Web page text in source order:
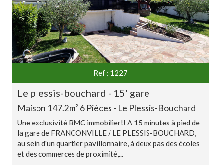
Ref : 1227
le plessis-bouchard - 15' gare
Maison 147.2m² 6 Pièces - Le Plessis-Bouchard
Une exclusivité BMC immobilier!! A 15 minutes à pied de
la gare de FRANCONVILLE / LE PLESSIS-BOUCHARD,
au sein d'un quartier pavillonnaire, à deux pas des écoles
et des commerces de proximité,...